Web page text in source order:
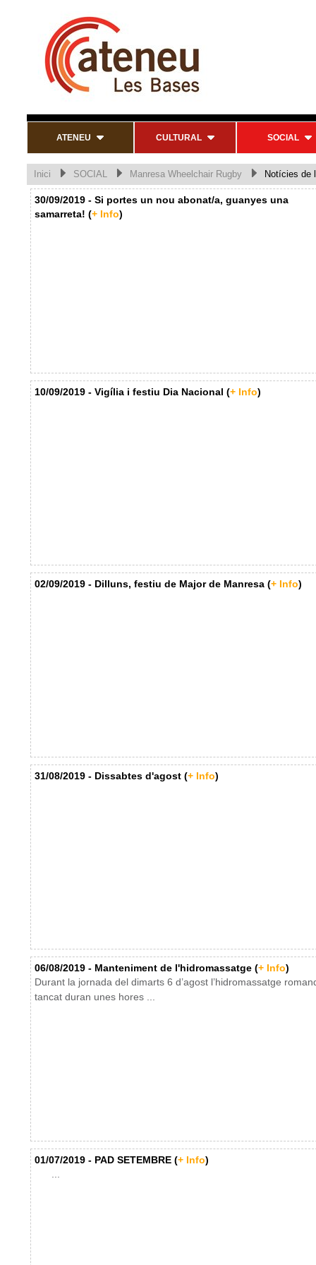
ATENEU CULTURAL SOCIAL
Inici SOCIAL Manresa Wheelchair Rugby Notícies de
30/09/2019 - Si portes un nou abonat/a, guanyes una
samarreta! (+ Info)
10/09/2019 - Vigília i festiu Dia Nacional (+ Info)
02/09/2019 - Dilluns, festiu de Major de Manresa (+ Info)
31/08/2019 - Dissabtes d'agost (+ Info)
06/08/2019 - Manteniment de l'hidromassatge (+ Info)
Durant la jornada del dimarts 6 d’agost l’hidromassatge
tancat duran unes hores ...
01/07/2019 - PAD SETEMBRE (+ Info)